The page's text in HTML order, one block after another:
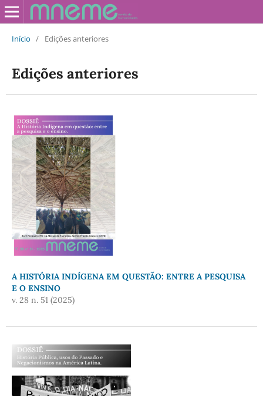
Início / Edições anteriores
Edições anteriores
A HISTÓRIA INDÍGENA EM QUESTÃO: ENTRE A PESQUISA
E O ENSINO
v. 28 n. 51 (2025)